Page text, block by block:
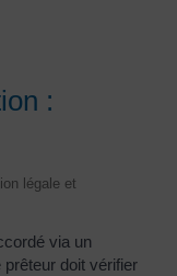
:
légale et
via un
doit vérifier